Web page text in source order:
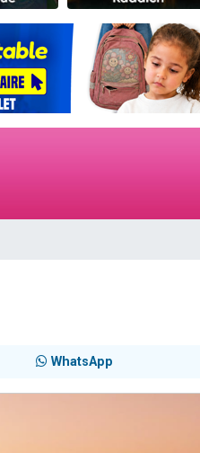
Music
WhatsApp
WhatsApp
Music
WhatsApp
n°104 : Le Chabbath et le Birkat
sur Zoom
WhatsApp